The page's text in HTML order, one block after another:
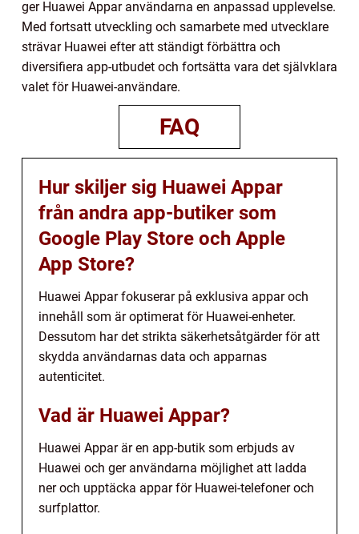
ger Huawei Appar användarna en anpassad upplevelse.
Med fortsatt utveckling och samarbete med utvecklare
strävar Huawei efter att ständigt förbättra och
diversifiera app-utbudet och fortsätta vara det självklara
valet för Huawei-användare.
FAQ
Hur skiljer sig Huawei Appar
från andra app-butiker som
Google Play Store och Apple
App Store?
Huawei Appar fokuserar på exklusiva appar och
innehåll som är optimerat för Huawei-enheter.
Dessutom har det strikta säkerhetsåtgärder för att
skydda användarnas data och apparnas
autenticitet.
Vad är Huawei Appar?
Huawei Appar är en app-butik som erbjuds av
Huawei och ger användarna möjlighet att ladda
ner och upptäcka appar för Huawei-telefoner och
surfplattor.